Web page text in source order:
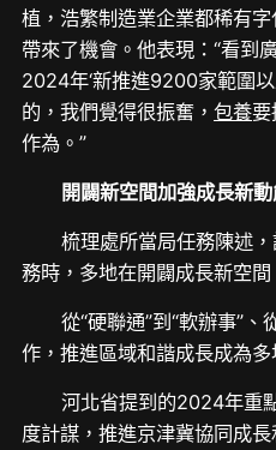
植，浩繁制造業企業都稀有
帶來了機會。他表現：“看到
2024年‘新推進9200家範圍
的，我們覺得很振奮，包養要
作為。”
開闢新空間加強成長新
梳理處所當局任務陳述
務時，多地在開闢成長新空
從“硬聯通”到“軟辦事”
作，推進區域和諧成長成為
河北省提到的2024年重
度計謀，推進京津冀協同成